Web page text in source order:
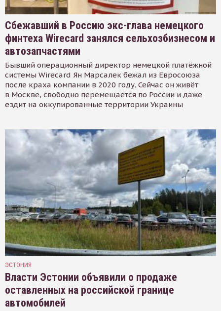
Сбежавший в Россию экс-глава немецкого
финтеха Wirecard занялся сельхозбизнесом и
автозапчастями
Бывший операционный директор немецкой платёжной
системы Wirecard Ян Марсалек бежал из Евросоюза
после краха компании в 2020 году. Сейчас он живёт
в Москве, свободно перемещается по России и даже
ездит на оккупированные территории Украины
ЭСТОНИЯ
Власти Эстонии объявили о продаже
оставленных на российской границе
автомобилей